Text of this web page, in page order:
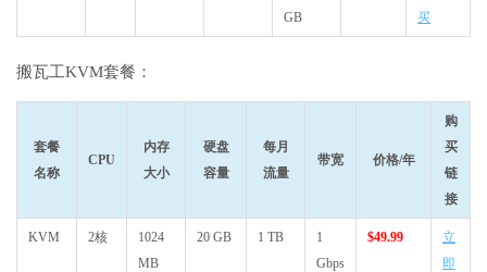
GB
买
搬瓦工KVM套餐：
套餐
名称
CPU
内存
大小
硬盘
容量
每月
流量
带宽 价格/年
购
买
链
接
KVM 2核
1024
MB
20 GB 1 TB
1
Gbps
$49.99
立
即